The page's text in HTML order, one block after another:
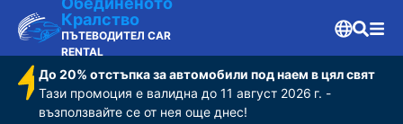
Кралство
ПЪТЕВОДИТЕЛ CAR
RENTAL
До 20% отстъпка за автомобили под наем в цял свят
Тази промоция е валидна до 11 август 2026 г. -
възползвайте се от нея още днес!